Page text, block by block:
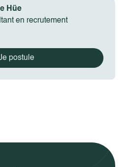
Hüe
en recrutement
postule